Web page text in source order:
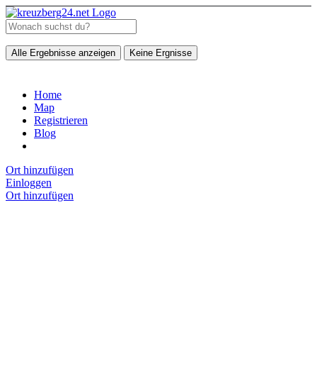
Alle Ergebnisse anzeigen Keine Ergnisse
Home
Map
Registrieren
Blog
Ort hinzufügen
Einloggen
Ort hinzufügen